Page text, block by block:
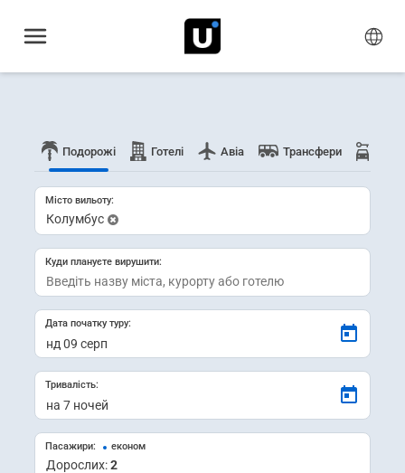
Подорожі Готелі Авіа Трансфери
Місто вильоту:
Колумбус
Куди плануєте вирушити:
Дата початку туру:
Тривалість:
Пасажири: економ
Дорослих:2